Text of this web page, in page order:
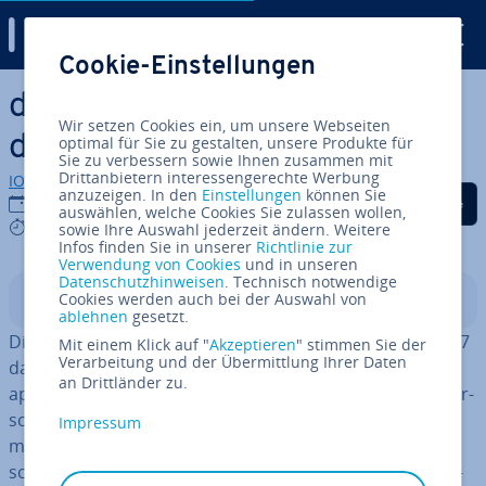
Zum Haupt­in­halt springen
django CMS – ein Blick auf
das Python-System
IONOS Redaktion
18.10.2022
5 mins
Auf Facebook teilen
Auf Twitter teilen
Auf LinkedIn
In­halts­ver­zeich­nis
Die Schweizer Web­agen­tur Divio AG ver­öf­fent­lich­te 2007
das freie django CMS, das auf dem gleich­na­mi­gen Web­
ap­pli­ka­ti­ons-Framework Django basiert. Wie das 2005 er­
schie­ne­ne Framework ist auch das Content-Ma­nage­
ment-System in der Pro­gram­mier­spra­che
schrie­ben, wodurch es auf eine große Zahl an Bi­blio­the­
Cookie-Einstellungen
Wir setzen Cookies ein, um unsere Webseiten
optimal für Sie zu gestalten, unsere Produkte für
Sie zu verbessern sowie Ihnen zusammen mit
Drittanbietern interessengerechte Werbung
anzuzeigen. In den Einstellungen können Sie
auswählen, welche Cookies Sie zulassen wollen,
sowie Ihre Auswahl jederzeit ändern. Weitere
Infos finden Sie in unserer Richtlinie zur
Verwendung von Cookies und in unseren
Datenschutzhinweisen. Technisch notwendige
Cookies werden auch bei der Auswahl von
ablehnen gesetzt.
Mit einem Klick auf "Akzeptieren" stimmen Sie der
Verarbeitung und der Übermittlung Ihrer Daten
an Drittländer zu.
Impressum